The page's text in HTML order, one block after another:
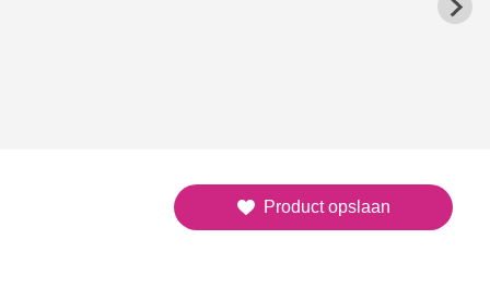
Product opslaan